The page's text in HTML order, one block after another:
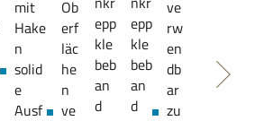
mit
Hake
n
solid
e
Ausf
Ob
erf
läc
he
n
ve
epp
kle
beb
an
d
epp
kle
beb
an
d
ve
rw
en
db
ar
zu